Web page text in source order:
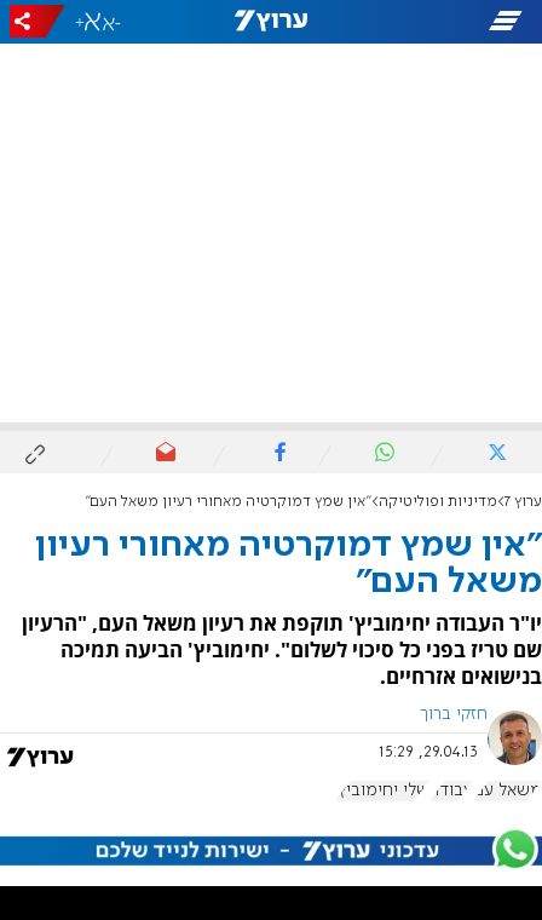
-
+
ערוץ 7 מדיניות ופוליטיקה "אין שמץ דמוקרטיה מאחורי רעיון משאל העם"
"אין שמץ דמוקרטיה מאחורי רעיון
משאל העם"
יו"ר העבודה יחימוביץ' תוקפת את רעיון משאל העם, "הרעיון
שם טריז בפני כל סיכוי לשלום". יחימוביץ' הביעה תמיכה
בנישואים אזרחיים.
חזקי ברוך
29.04.13, 15:29
משאל עם עבודה שלי יחימוביץ'